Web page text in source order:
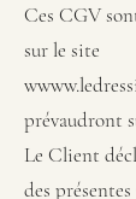
Ces CGV
sur le site
w
prévaudront
Le Client
des